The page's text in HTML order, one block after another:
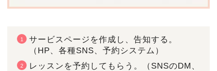
サービスページを作成し、告知する。
（HP、各種SNS、予約システム）
レッスンを予約してもらう。（SNSのDM、